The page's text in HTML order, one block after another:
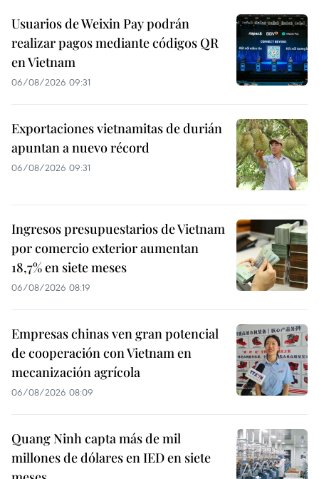
Usuarios de Weixin Pay podrán
realizar pagos mediante códigos QR
en Vietnam
06/08/2026 09:31
Exportaciones vietnamitas de durián
apuntan a nuevo récord
06/08/2026 09:31
Ingresos presupuestarios de Vietnam
por comercio exterior aumentan
18,7% en siete meses
06/08/2026 08:19
Empresas chinas ven gran potencial
de cooperación con Vietnam en
mecanización agrícola
06/08/2026 08:09
Quang Ninh capta más de mil
millones de dólares en IED en siete